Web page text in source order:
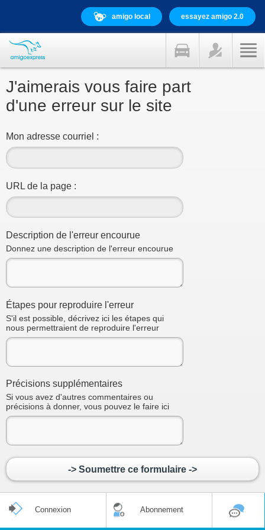
amigo local essayez amigo 2.0
J'aimerais vous faire part
d'une erreur sur le site
Mon adresse courriel :
URL de la page :
Description de l'erreur encourue
Donnez une description de l'erreur encourue
Étapes pour reproduire l'erreur
S'il est possible, décrivez ici les étapes qui
nous permettraient de reproduire l'erreur
Précisions supplémentaires
Si vous avez d'autres commentaires ou
précisions à donner, vous pouvez le faire ici
-> Soumettre ce formulaire ->
Connexion Abonnement